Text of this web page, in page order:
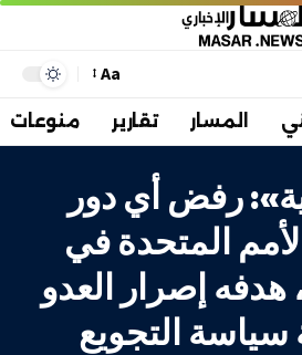
Aa
المسار تقارير منوعات
رفض أي دور
المتحدة في
هدفه إصرار العدو
التجويع